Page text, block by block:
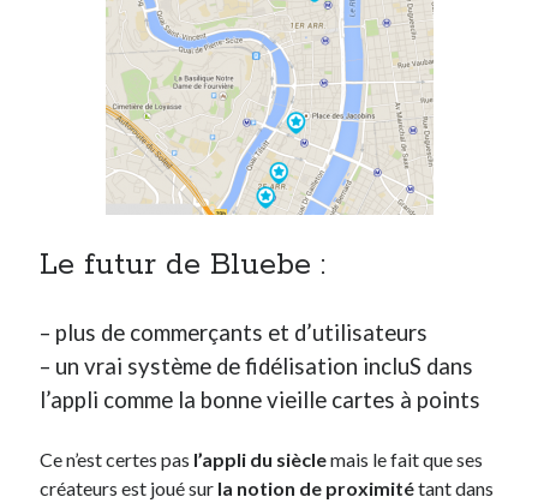
Le futur de Bluebe :
– plus de commerçants et d’utilisateurs
– un vrai système de fidélisation incluS dans
l’appli comme la bonne vieille cartes à points
Ce n’est certes pas l’appli du sièclemais le fait que ses
créateurs est joué sur la notion de proximitétant dans